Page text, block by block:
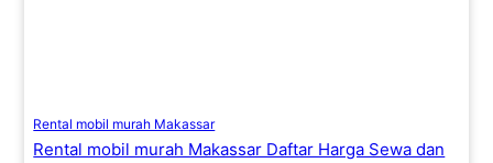
Rental mobil murah Makassar
Rental mobil murah Makassar Daftar Harga Sewa dan